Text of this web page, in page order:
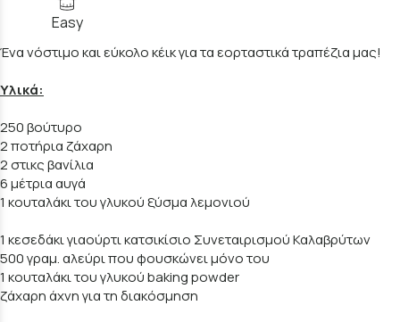
Easy
Ένα νόστιμο και εύκολο κέικ για τα εορταστικά τραπέζια μας!
Υλικά:
250 βούτυρο
2 ποτήρια ζάχαρη
2 στικς βανίλια
6 μέτρια αυγά
1 κουταλάκι του γλυκού ξύσμα λεμονιού
1 κεσεδάκι γιαούρτι κατσικίσιο Συνεταιρισμού Καλαβρύτων
500 γραμ. αλεύρι που φουσκώνει μόνο του
1 κουταλάκι του γλυκού baking powder
ζάχαρη άχνη για τη διακόσμηση